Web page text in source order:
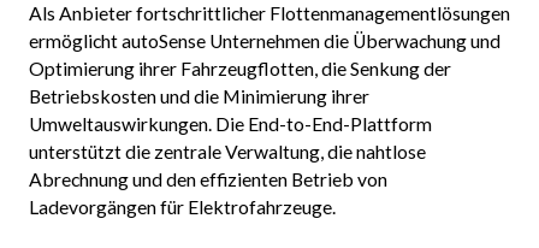
Als Anbieter fortschrittlicher Flottenmanagementlösungen
ermöglicht autoSense Unternehmen die Überwachung und
Optimierung ihrer Fahrzeugflotten, die Senkung der
Betriebskosten und die Minimierung ihrer
Umweltauswirkungen. Die End-to-End-Plattform
unterstützt die zentrale Verwaltung, die nahtlose
Abrechnung und den effizienten Betrieb von
Ladevorgängen für Elektrofahrzeuge.